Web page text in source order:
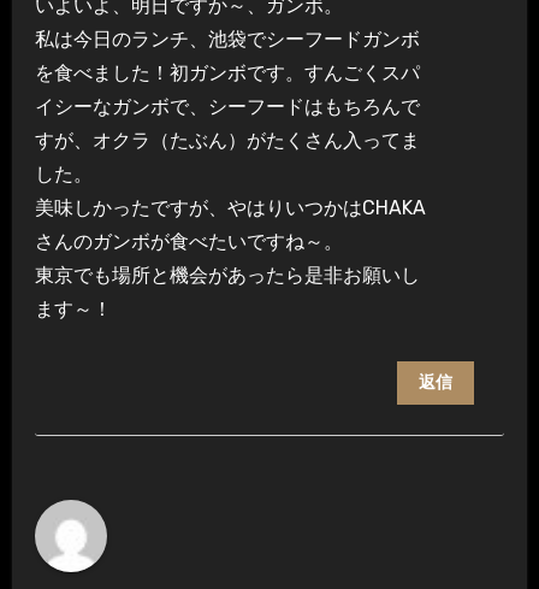
いよいよ、明日ですか～、ガンボ。
私は今日のランチ、池袋でシーフードガンボ
を食べました！初ガンボです。すんごくスパ
イシーなガンボで、シーフードはもちろんで
すが、オクラ（たぶん）がたくさん入ってま
した。
美味しかったですが、やはりいつかはCHAKA
さんのガンボが食べたいですね～。
東京でも場所と機会があったら是非お願いし
ます～！
返信